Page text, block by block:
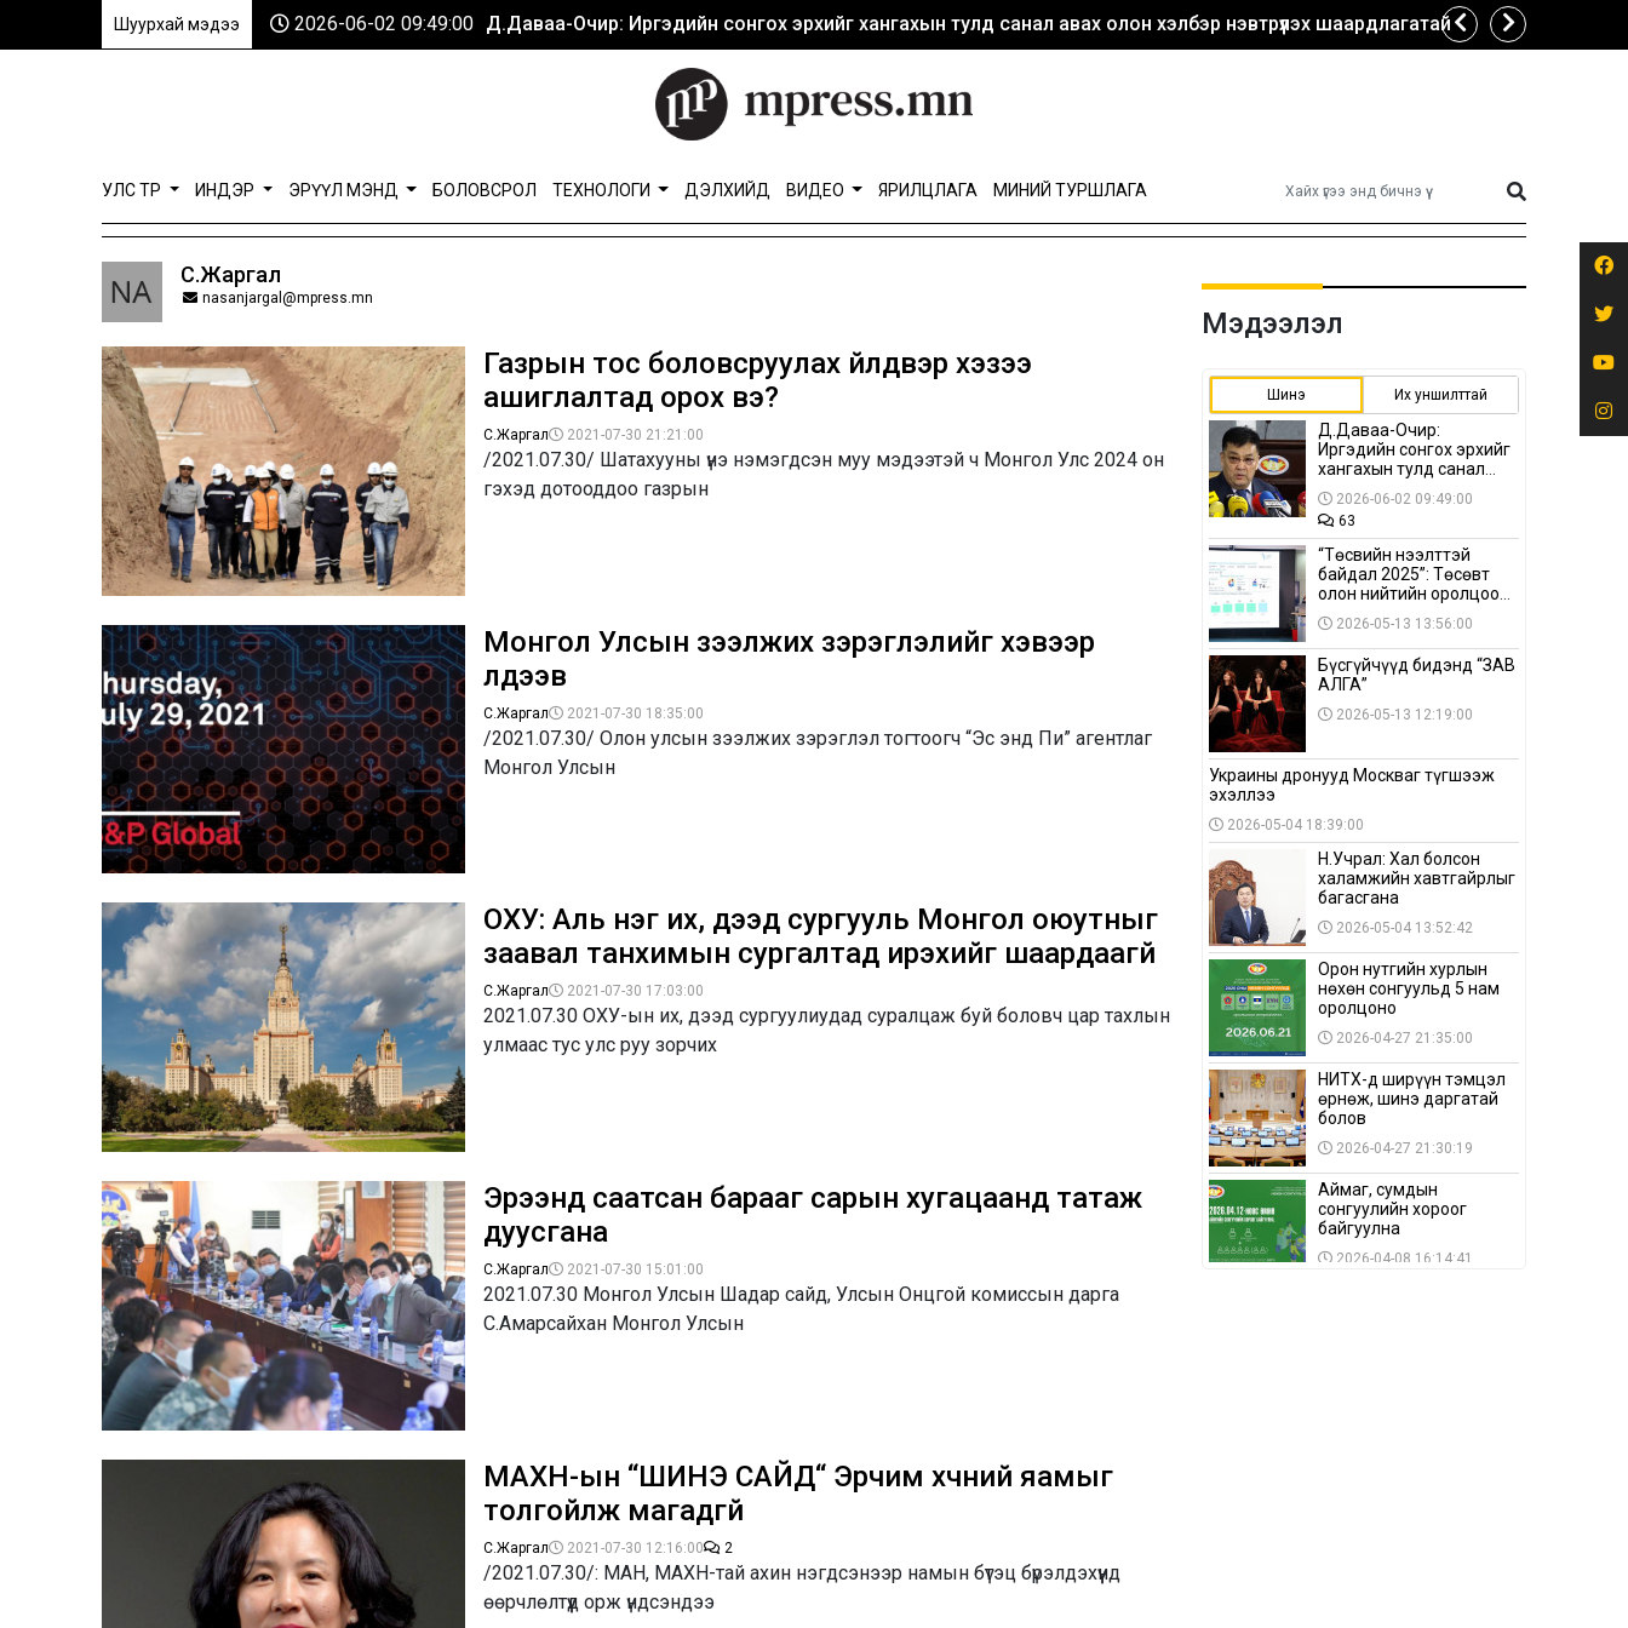
Шуурхай мэдээ 2026-06-02 09:49:00 Д.Даваа-Очир: Иргэдийн сонгох эрхийг хангахын тулд санал авах олон хэлбэр нэвтрүүлэх шаардлагатай
УЛС ТӨР ИНДЭР ЭРҮҮЛ МЭНД БОЛОВСРОЛ ТЕХНОЛОГИ ДЭЛХИЙД ВИДЕО ЯРИЛЦЛАГА МИНИЙ ТУРШЛАГА
С.Жаргал
nasanjargal@mpress.mn
Газрын тос боловсруулах үйлдвэр хэзээ
ашиглалтад орох вэ?
С.Жаргал 2021-07-30 21:21:00
/2021.07.30/ Шатахууны үнэ нэмэгдсэн муу мэдээтэй ч Монгол Улс 2024 он
гэхэд дотооддоо газрын
Монгол Улсын зээлжих зэрэглэлийг хэвээр
үлдээв
С.Жаргал 2021-07-30 18:35:00
/2021.07.30/ Олон улсын зээлжих зэрэглэл тогтоогч “Эс энд Пи” агентлаг
Монгол Улсын
ОХУ: Аль нэг их, дээд сургууль Монгол оюутныг
заавал танхимын сургалтад ирэхийг шаардаагүй
С.Жаргал 2021-07-30 17:03:00
2021.07.30 ОХУ-ын их, дээд сургуулиудад суралцаж буй боловч цар тахлын
улмаас тус улс руу зорчих
Эрээнд саатсан барааг сарын хугацаанд татаж
дуусгана
С.Жаргал 2021-07-30 15:01:00
2021.07.30 Монгол Улсын Шадар сайд, Улсын Онцгой комиссын дарга
С.Амарсайхан Монгол Улсын
МАХН-ын “ШИНЭ САЙД“ Эрчим хүчний яамыг
толгойлж магадгүй
С.Жаргал 2021-07-30 12:16:00 2
/2021.07.30/: МАН, МАХН-тай ахин нэгдсэнээр намын бүтэц бүрэлдэхүүнд
өөрчлөлтүүд орж үндсэндээ
Мэдээлэл
Шинэ Их уншилттай
Д.Даваа-Очир:
Иргэдийн сонгох эрхийг
хангахын тулд санал
авах олон хэлбэр
нэвтрүүлэх
шаардлагатай
2026-06-02 09:49:00
63
“Төсвийн нээлттэй
байдал 2025”: Төсөвт
олон нийтийн оролцоо
бага байна
2026-05-13 13:56:00
Бүсгүйчүүд бидэнд “ЗАВ
АЛГА”
2026-05-13 12:19:00
Украины дронууд Москваг түгшээж
эхэллээ
2026-05-04 18:39:00
Н.Учрал: Хал болсон
халамжийн хавтгайрлыг
багасгана
2026-05-04 13:52:42
Орон нутгийн хурлын
нөхөн сонгуульд 5 нам
оролцоно
2026-04-27 21:35:00
НИТХ-д ширүүн тэмцэл
өрнөж, шинэ даргатай
болов
2026-04-27 21:30:19
Аймаг, сумдын
сонгуулийн хороог
байгуулна
2026-04-08 16:14:41